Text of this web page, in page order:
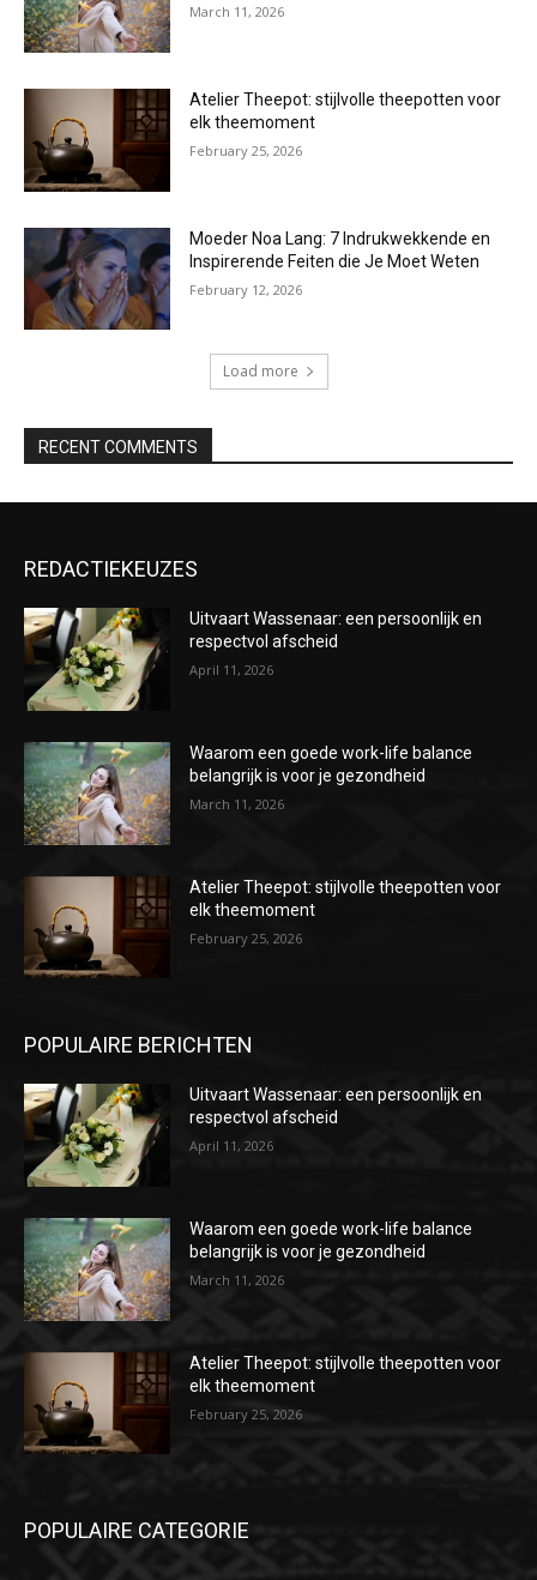
March 11, 2026
Atelier Theepot: stijlvolle theepotten voor
elk theemoment
February 25, 2026
Moeder Noa Lang: 7 Indrukwekkende en
Inspirerende Feiten die Je Moet Weten
February 12, 2026
Load more
RECENT COMMENTS
REDACTIEKEUZES
Uitvaart Wassenaar: een persoonlijk en
respectvol afscheid
April 11, 2026
Waarom een goede work-life balance
belangrijk is voor je gezondheid
March 11, 2026
Atelier Theepot: stijlvolle theepotten voor
elk theemoment
February 25, 2026
POPULAIRE BERICHTEN
Uitvaart Wassenaar: een persoonlijk en
respectvol afscheid
April 11, 2026
Waarom een goede work-life balance
belangrijk is voor je gezondheid
March 11, 2026
Atelier Theepot: stijlvolle theepotten voor
elk theemoment
February 25, 2026
POPULAIRE CATEGORIE